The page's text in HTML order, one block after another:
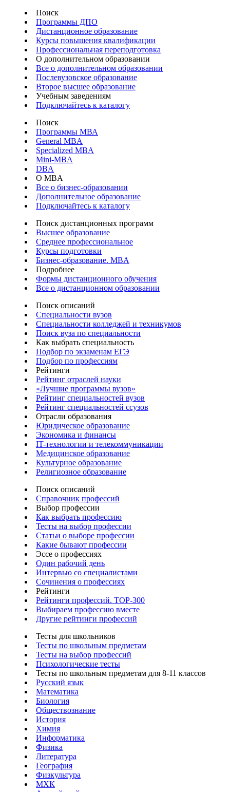
Поиск
Программы ДПО
Дистанционное образование
Курсы повышения квалификации
Профессиональная переподготовка
О дополнительном образовании
Все о дополнительном образовании
Послевузовское образование
Второе высшее образование
Учебным заведениям
Подключайтесь к каталогу
Поиск
Программы МВА
General MBA
Specialized MBA
Mini-MBA
DBA
О MBA
Все о бизнес-образовании
Дополнительное образование
Подключайтесь к каталогу
Поиск дистанционных программ
Высшее образование
Среднее профессиональное
Курсы подготовки
Бизнес-образование. MBA
Подробнее
Формы дистанционного обучения
Все о дистанционном образовании
Поиск описаний
Специальности вузов
Специальности колледжей и техникумов
Поиск вуза по специальности
Как выбрать специальность
Подбор по экзаменам ЕГЭ
Подбор по профессиям
Рейтинги
Рейтинг отраслей науки
«Лучшие программы вузов»
Рейтинг специальностей вузов
Рейтинг специальностей ссузов
Отрасли образования
Юридическое образование
Экономика и финансы
IT-технологии и телекоммуникации
Медицинское образование
Культурное образование
Религиозное образование
Поиск описаний
Справочник профессий
Выбор профессии
Как выбрать профессию
Тесты на выбор профессии
Статьи о выборе профессии
Какие бывают профессии
Эссе о профессиях
Один рабочий день
Интервью со специалистами
Сочинения о профессиях
Рейтинги
Рейтинги профессий. TOP-300
Выбираем профессию вместе
Другие рейтинги профессий
Тесты для школьников
Тесты по школьным предметам
Тесты на выбор профессий
Психологические тесты
Тесты по школьным предметам для 8-11 классов
Русский язык
Математика
Биология
Обществознание
История
Химия
Информатика
Физика
Литература
География
Физкультура
МХК